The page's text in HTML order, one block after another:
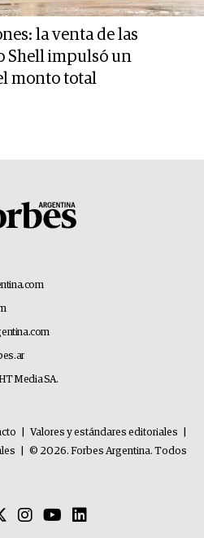
la venta de las
Shell impulsó un
monto total
Media SA.
Valores y estándares editoriales
© 2026. Forbes Argentina. Todos